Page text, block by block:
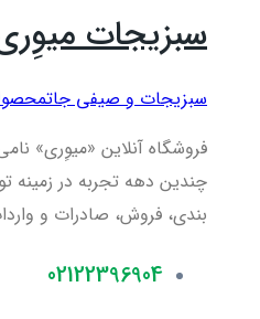
سبزیجات
سبزیجات و صیفی جات
فروشگاه آنلاین «میوِری»
چندین دهه تجربه در زمینه
بندی، فروش، صادرات و
02122396904